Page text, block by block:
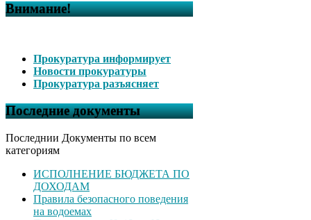
Внимание!
Прокуратура информирует
Новости прокуратуры
Прокуратура разъясняет
Последние документы
Последнии Документы по всем
категориям
ИСПОЛНЕНИЕ БЮДЖЕТА ПО
ДОХОДАМ
Правила безопасного поведения
на водоемах